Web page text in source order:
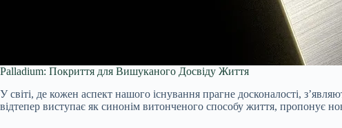
Palladium: Покриття для Вишуканого Досвіду Життя
У світі, де кожен аспект нашого існування прагне досконалості,
відтепер виступає як синонім витонченого способу життя, пропонує